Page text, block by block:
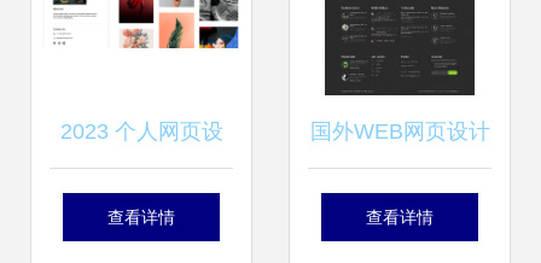
2023 个人网页设
计作品合辑 为网络
查看详情
国外WEB网页设计
精选（6） 探索界
查看详情